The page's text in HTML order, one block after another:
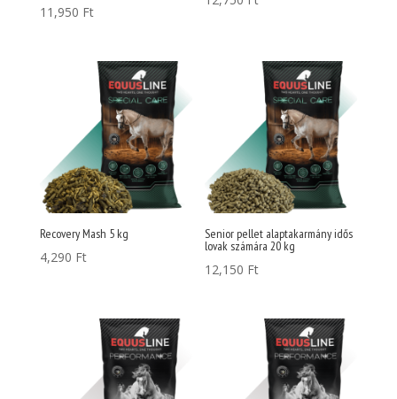
11,950 Ft
Recovery Mash 5 kg
4,290 Ft
Senior pellet alaptakarmány idős
lovak számára 20 kg
12,150 Ft